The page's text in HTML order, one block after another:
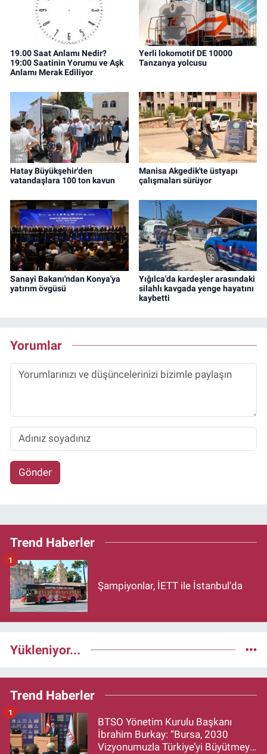
19.00 Saat Anlamı Nedir?
19:00 Saatinin Yorumu ve Aşk
Anlamı Merak Ediliyor
Yerli lokomotif DE 10000
Tanzanya yolcusu
Hatay Büyükşehir'den
vatandaşlara 100 ton kavun
Manisa Akgedik'te üstyapı
çalışmaları sürüyor
Sanayi Bakanı'ndan Konya'ya
yatırım övgüsü
Yığılca'da kardeşler arasındaki
silahlı kavgada yenge hayatını
kaybetti
Yorumlar
Gönder
Trend Haberler
Şampiyonlar, İETT ile İstanbul'da
1
Yükleniyor...
Trend Haberler
BTSO Yönetim Kurulu Başkanı
İbrahim Burkay: “Bursa, 2030
Vizyonumuzla Türkiye’yi Büyütmeye
1